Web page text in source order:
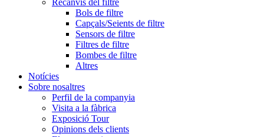
Recanvis del filtre
Bols de filtre
Capçals/Seients de filtre
Sensors de filtre
Filtres de filtre
Bombes de filtre
Altres
Notícies
Sobre nosaltres
Perfil de la companyia
Visita a la fàbrica
Exposició Tour
Opinions dels clients